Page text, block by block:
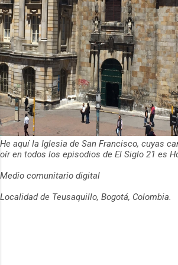
He aquí la Iglesia de San Francisco, cuyas
oír en todos los episodios de El Siglo 21 es
Medio comunitario digital
Localidad de Teusaquillo, Bogotá, Colombia.